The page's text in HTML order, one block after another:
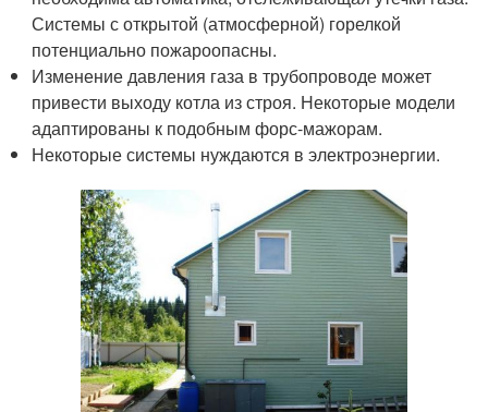
Системы с открытой (атмосферной) горелкой
потенциально пожароопасны.
Изменение давления газа в трубопроводе может
привести выходу котла из строя. Некоторые модели
адаптированы к подобным форс-мажорам.
Некоторые системы нуждаются в электроэнергии.